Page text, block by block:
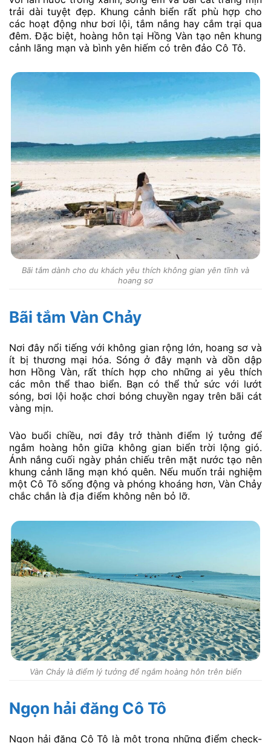
trải dài tuyệt đẹp. Khung cảnh biển rất phù hợp cho
các hoạt động như bơi lội, tắm nắng hay cắm trại qua
đêm. Đặc biệt, hoàng hôn tại Hồng Vàn tạo nên khung
cảnh lãng mạn và bình yên hiếm có trên đảo Cô Tô.
Bãi tắm dành cho du khách yêu thích không gian yên tĩnh và
hoang sơ
Bãi tắm Vàn Chảy
Nơi đây nổi tiếng với không gian rộng lớn, hoang sơ và
ít bị thương mại hóa. Sóng ở đây mạnh và dồn dập
hơn Hồng Vàn, rất thích hợp cho những ai yêu thích
các môn thể thao biển. Bạn có thể thử sức với lướt
sóng, bơi lội hoặc chơi bóng chuyền ngay trên bãi cát
vàng mịn.
Vào buổi chiều, nơi đây trở thành điểm lý tưởng để
ngắm hoàng hôn giữa không gian biển trời lộng gió.
Ánh nắng cuối ngày phản chiếu trên mặt nước tạo nên
khung cảnh lãng mạn khó quên. Nếu muốn trải nghiệm
một Cô Tô sống động và phóng khoáng hơn, Vàn Chảy
chắc chắn là địa điểm không nên bỏ lỡ.
Vàn Chảy là điểm lý tưởng để ngắm hoàng hôn trên biển
Ngọn hải đăng Cô Tô
Ngọn hải đăng Cô Tô là một trong những điểm check-